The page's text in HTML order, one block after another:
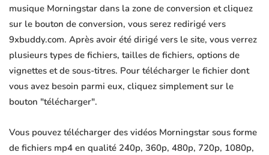
musique Morningstar dans la zone de conversion et cliquez
sur le bouton de conversion, vous serez redirigé vers
9xbuddy.com. Après avoir été dirigé vers le site, vous verrez
plusieurs types de fichiers, tailles de fichiers, options de
vignettes et de sous-titres. Pour télécharger le fichier dont
vous avez besoin parmi eux, cliquez simplement sur le
bouton "télécharger".
Vous pouvez télécharger des vidéos Morningstar sous forme
de fichiers mp4 en qualité 240p, 360p, 480p, 720p, 1080p,